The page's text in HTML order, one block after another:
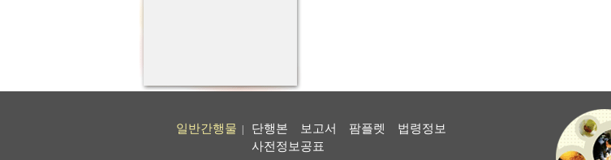
일반간행물 단행본 보고서 팜플렛
법령정보
사전정보공표